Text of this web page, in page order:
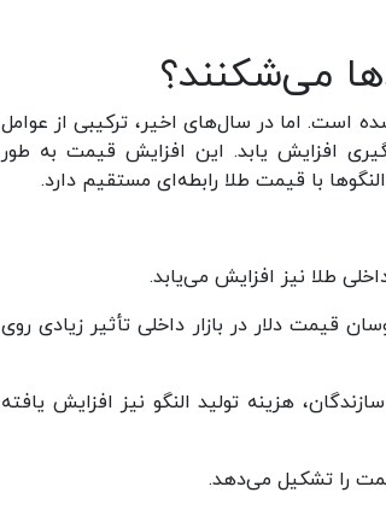
می‌شکنند؟
است. اما در سال‌های اخیر، ترکیبی از عوامل
افزایش یابد. این افزایش قیمت به طور
با قیمت طلا رابطه‌ای مستقیم دارد.
طلا نیز افزایش می‌یابد.
قیمت دلار در بازار داخلی تأثیر زیادی روی
هزینه تولید النگو نیز افزایش یافته
را تشکیل می‌دهد.